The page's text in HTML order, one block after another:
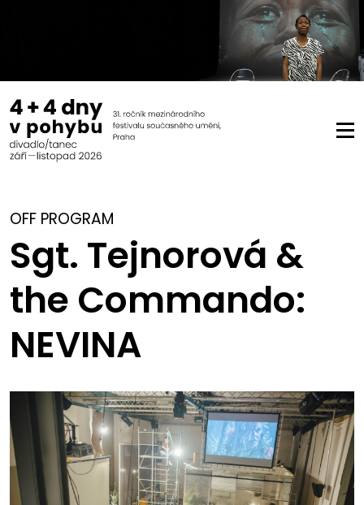
OFF PROGRAM
Sgt. Tejnorová &
the Commando:
NEVINA